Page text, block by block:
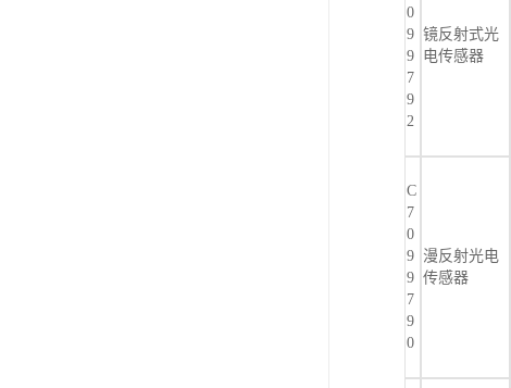
0
9
9
7
9
2
镜反射式光
电传感器
C
7
0
9
9
7
9
0
漫反射光电
传感器